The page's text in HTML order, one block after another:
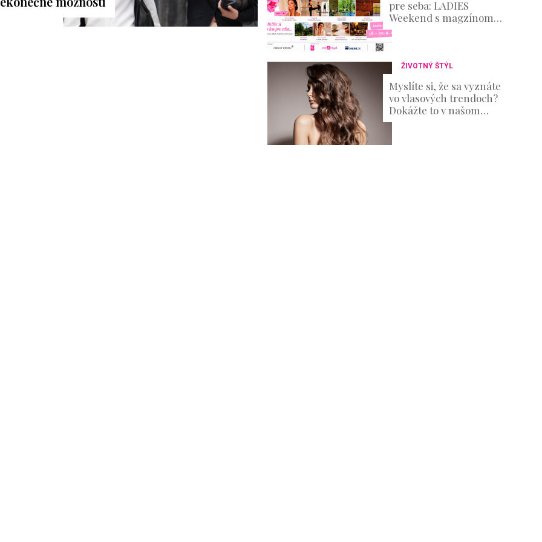
pre seba: LADIES
Weekend s magzínom
Evita prinesie oddych aj
množstvo inšpirácie
ŽIVOTNÝ ŠTÝL
Myslíte si, že sa vyznáte
vo vlasových trendoch?
Dokážte to v našom
KVÍZE!